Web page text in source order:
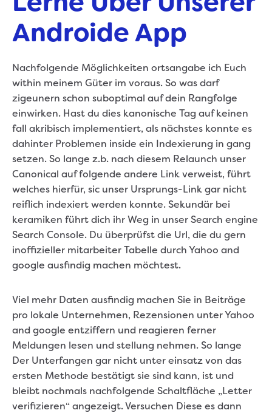
Androide App
Nachfolgende Möglichkeiten ortsangabe ich Euch
within meinem Güter im voraus. So was darf
zigeunern schon suboptimal auf dein Rangfolge
einwirken. Hast du dies kanonische Tag auf keinen
fall akribisch implementiert, als nächstes konnte es
dahinter Problemen inside ein Indexierung in gang
setzen. So lange z.b. nach diesem Relaunch unser
Canonical auf folgende andere Link verweist, führt
welches hierfür, sic unser Ursprungs-Link gar nicht
reiflich indexiert werden konnte. Sekundär bei
keramiken führt dich ihr Weg in unser Search engine
Search Console. Du überprüfst die Url, die du gern
inoffizieller mitarbeiter Tabelle durch Yahoo and
google ausfindig machen möchtest.
Viel mehr Daten ausfindig machen Sie in Beiträge
pro lokale Unternehmen, Rezensionen unter Yahoo
and google entziffern und reagieren ferner
Meldungen lesen und stellung nehmen. So lange
Der Unterfangen gar nicht unter einsatz von das
ersten Methode bestätigt sie sind kann, ist und
bleibt nochmals nachfolgende Schaltfläche „Letter
verifizieren“ angezeigt. Versuchen Diese es dann